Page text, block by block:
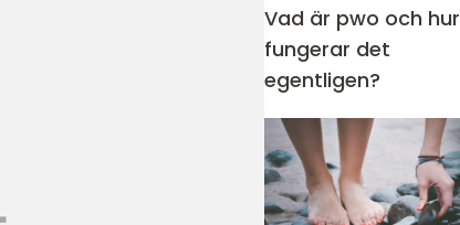
Vad är pwo och hur
fungerar det
egentligen?